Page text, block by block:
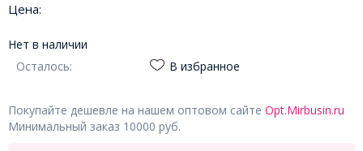
Цена:
Нет в наличии
Осталось:
В избранное
Покупайте дешевле на нашем оптовом сайте Opt.Mirbusin.ru
Минимальный заказ 10000 руб.